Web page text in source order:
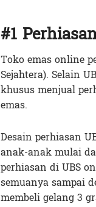
#1
Toko emas online
Sejahtera). Selain
khusus menjual
emas.
Desain perhiasan
anak-anak mulai
perhiasan di UBS
semuanya sampai
membeli gelang 3